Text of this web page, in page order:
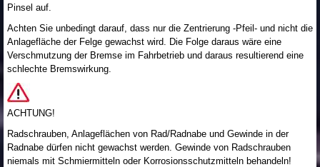
Pinsel auf.
Achten Sie unbedingt darauf, dass nur die Zentrierung -Pfeil- und nicht die
Anlagefläche der Felge gewachst wird. Die Folge daraus wäre eine
Verschmutzung der Bremse im Fahrbetrieb und daraus resultierend eine
schlechte Bremswirkung.
ACHTUNG!
Radschrauben, Anlageflächen von Rad/Radnabe und Gewinde in der
Radnabe dürfen nicht gewachst werden. Gewinde von Radschrauben
niemals mit Schmiermitteln oder Korrosionsschutzmitteln behandeln!